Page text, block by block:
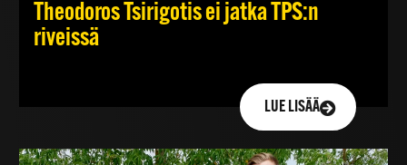
Theodoros Tsirigotis ei jatka TPS:n
riveissä
LUE LISÄÄ